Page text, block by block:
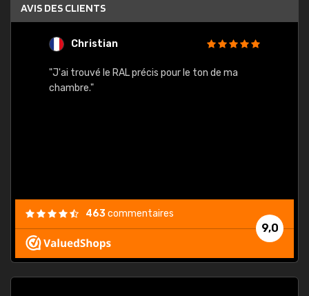
AVIS DES CLIENTS
Christian
"J'ai trouvé le RAL précis pour le ton de ma
chambre."
9,0
463commentaires